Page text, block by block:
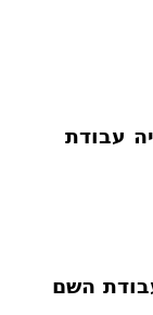
עבודת
השם